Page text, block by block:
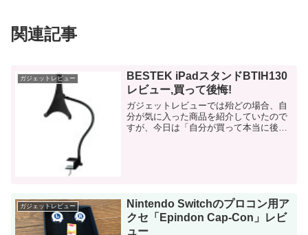
関連記事
ガジェットレビュー
BESTEK iPadスタンドBTIH130
レビュー,買って後悔!
ガジェットレビューでは殆どの場合、自
分が気に入った商品を紹介していたので
すが、今日は「自分が買って本当に後悔
ガジェットレビュー
Nintendo Switchのプロコン用ア
クセ「Epindon Cap-Con」レビ
ュー